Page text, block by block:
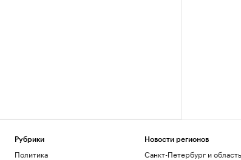
Рубрики
Политика
Новости регионов
Санкт-Петербург и область